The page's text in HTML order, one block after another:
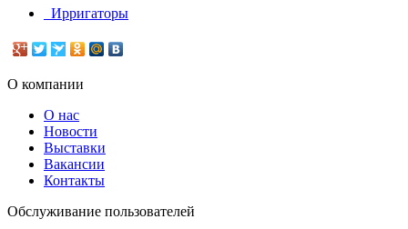
Ирригаторы
О компании
О нас
Новости
Выставки
Вакансии
Контакты
Обслуживание пользователей